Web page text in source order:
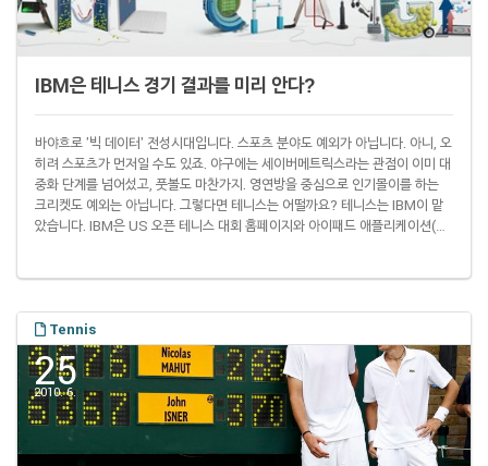
IBM은 테니스 경기 결과를 미리 안다?
바야흐로 '빅 데이터' 전성시대입니다. 스포츠 분야도 예외가 아닙니다. 아니, 오
히려 스포츠가 먼저일 수도 있죠. 야구에는 세이버메트릭스라는 관점이 이미 대
중화 단계를 넘어섰고, 풋볼도 마찬가지. 영연방을 중심으로 인기몰이를 하는
크리켓도 예외는 아닙니다. 그렇다면 테니스는 어떨까요? 테니스는 IBM이 맡
았습니다. IBM은 US 오픈 테니스 대회 홈페이지와 아이패드 애플리케이션(앱)
드 컴퓨팅 분야를 맡고 있는 로렌 스테이츠 IBM 최고기술경영자(CTO)는 "이
지..Tennis
25
2010. 6.